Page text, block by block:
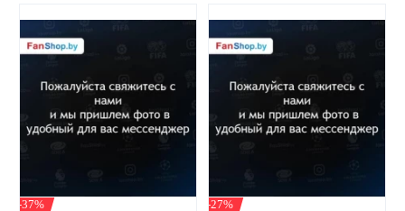
-37%
-27%